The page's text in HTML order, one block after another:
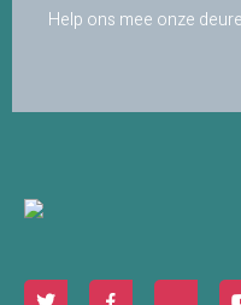
Help ons mee onze